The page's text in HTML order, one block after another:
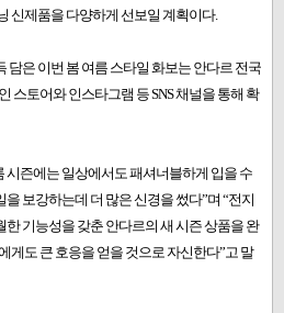
신제품을 다양하게 선보일 계획이다.
담은 이번 봄 여름 스타일 화보는 안다르 전국
스토어와 인스타그램 등 SNS 채널을 통해 확
시즌에는 일상에서도 패셔너블하게 입을 수
보강하는데 더 많은 신경을 썼다”며 “전지
기능성을 갖춘 안다르의 새 시즌 상품을 완
게도 큰 호응을 얻을 것으로 자신한다”고 말